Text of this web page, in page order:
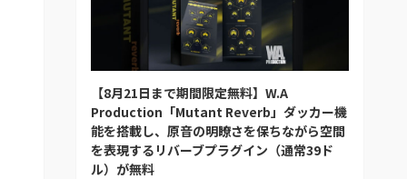
【8月21日まで期間限定無料】W.A
Production「Mutant Reverb」ダッカー機
能を搭載し、原音の明瞭さを保ちながら空間
を表現するリバーブプラグイン（通常39ド
ル）が無料